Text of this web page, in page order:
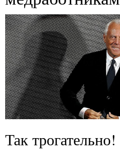
Так трогательно!